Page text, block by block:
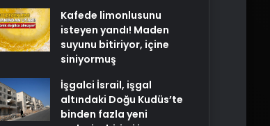
Kafede limonlusunu
isteyen yandı! Maden
suyunu bitiriyor, içine
siniyormuş
İşgalci İsrail, işgal
altındaki Doğu Kudüs’te
binden fazla yeni